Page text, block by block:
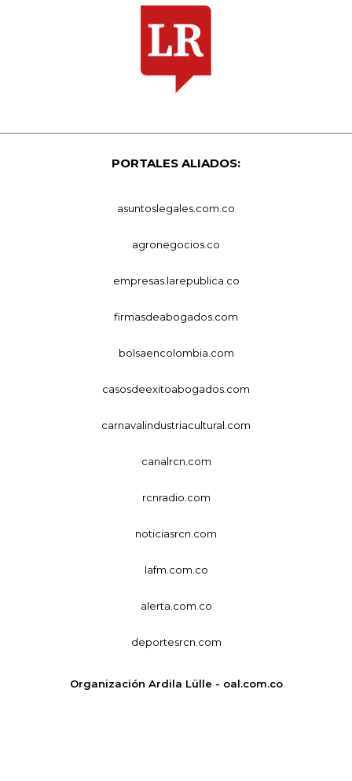
PORTALES ALIADOS:
asuntoslegales.com.co
agronegocios.co
empresas.larepublica.co
firmasdeabogados.com
bolsaencolombia.com
casosdeexitoabogados.com
carnavalindustriacultural.com
canalrcn.com
rcnradio.com
noticiasrcn.com
lafm.com.co
alerta.com.co
deportesrcn.com
Organización Ardila Lülle - oal.com.co